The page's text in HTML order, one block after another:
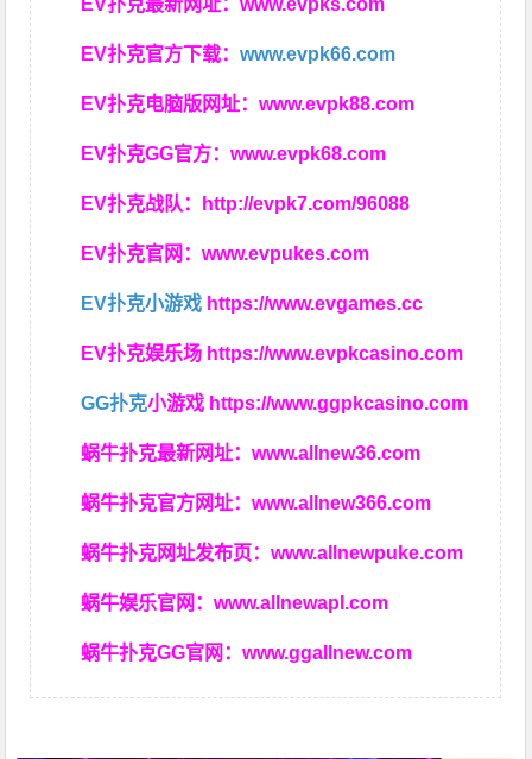
EV扑克最新网址：www.evpks.com
EV扑克官方下载：www.evpk66.com
EV扑克电脑版网址：www.evpk88.com
EV扑克GG官方：www.evpk68.com
EV扑克战队： http://evpk7.com/96088
EV扑克官网：www.evpukes.com
EV扑克小游戏 https://www.evgames.cc
EV扑克娱乐场 https://www.evpkcasino.com
GG扑克小游戏 https://www.ggpkcasino.com
蜗牛扑克最新网址：www.allnew36.com
蜗牛扑克官方网址：www.allnew366.com
蜗牛扑克网址发布页：www.allnewpuke.com
蜗牛娱乐官网：www.allnewapl.com
蜗牛扑克GG官网：www.ggallnew.com